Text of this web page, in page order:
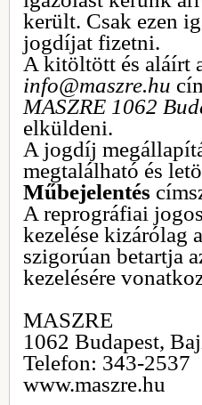
került. Csak ezen
jogdíjat fizetni.
A kitöltött és aláírt
info@maszre.hu
MASZRE 1062
elküldeni.
A jogdíj
megtalálható és
Műbejelentés
A reprográfiai
kezelése kizárólag
szigorúan betartja
kezelésére
MASZRE
1062 Budapest,
Telefon: 343-2537
www.maszre.hu